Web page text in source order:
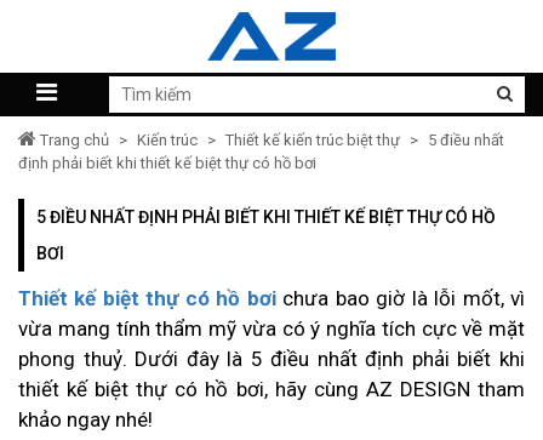
Trang chủ > Kiến trúc > Thiết kế kiến trúc biệt thự > 5 điều nhất
định phải biết khi thiết kế biệt thự có hồ bơi
5 ĐIỀU NHẤT ĐỊNH PHẢI BIẾT KHI THIẾT KẾ BIỆT THỰ CÓ HỒ
BƠI
Thiết kế biệt thự có hồ bơichưa bao giờ là lỗi mốt, vì
vừa mang tính thẩm mỹ vừa có ý nghĩa tích cực về mặt
phong thuỷ. Dưới đây là 5 điều nhất định phải biết khi
thiết kế biệt thự có hồ bơi, hãy cùng AZ DESIGN tham
khảo ngay nhé!